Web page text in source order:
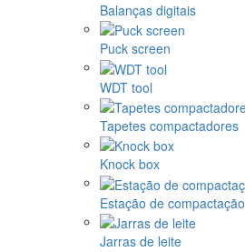
Balanças digitais
Puck screen
WDT tool
Tapetes compactadores
Knock box
Estação de compactação
Jarras de leite